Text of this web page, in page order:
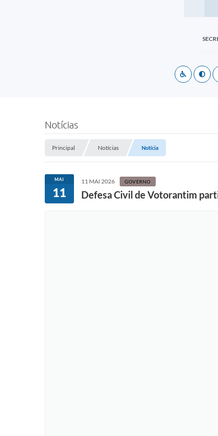
Notícias
Principal Notícias Notícia
MAI
11
11 MAI 2026 GOVERNO
Defesa Civil de Votorantim